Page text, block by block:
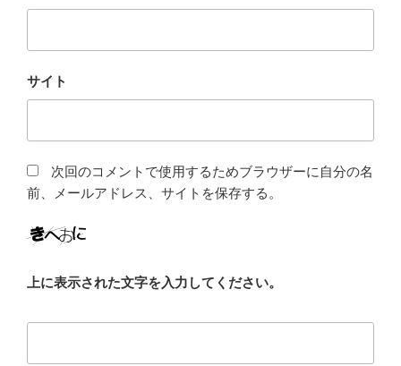
サイト
次回のコメントで使用するためブラウザーに自分の名
前、メールアドレス、サイトを保存する。
上に表示された文字を入力してください。